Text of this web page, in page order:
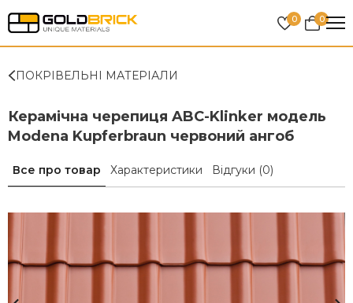
0 0
ПОКРІВЕЛЬНІ МАТЕРІАЛИ
Керамічна черепиця ABC-Klinker модель
Modena Kupferbraun червоний ангоб
Все про товар Характеристики Відгуки (0)